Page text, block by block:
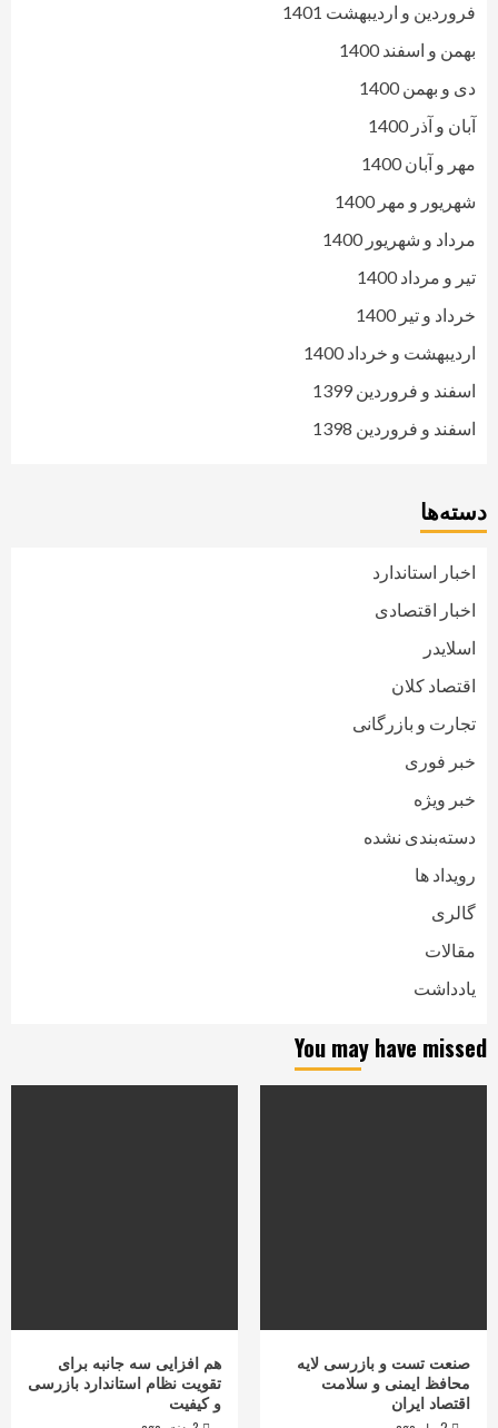
فروردین و اردیبهشت 1401
بهمن و اسفند 1400
دی و بهمن 1400
آبان و آذر 1400
مهر و آبان 1400
شهریور و مهر 1400
مرداد و شهریور 1400
تیر و مرداد 1400
خرداد و تیر 1400
اردیبهشت و خرداد 1400
اسفند و فروردین 1399
اسفند و فروردین 1398
دسته‌ها
اخبار استاندارد
اخبار اقتصادی
اسلایدر
اقتصاد کلان
تجارت و بازرگانی
خبر فوری
خبر ویژه
دسته‌بندی نشده
رویداد ها
گالری
مقالات
یادداشت
You may have missed
هم افزایی سه جانبه برای
تقویت نظام استاندارد بازرسی
و کیفیت
صنعت تست و بازرسی لایه
محافظ ایمنی و سلامت
اقتصاد ایران